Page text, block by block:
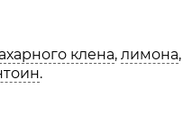
крема
клена,лимона,
.